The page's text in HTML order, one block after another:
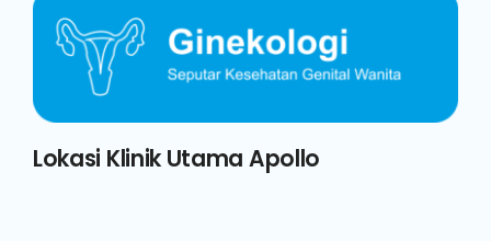
Lokasi Klinik Utama Apollo